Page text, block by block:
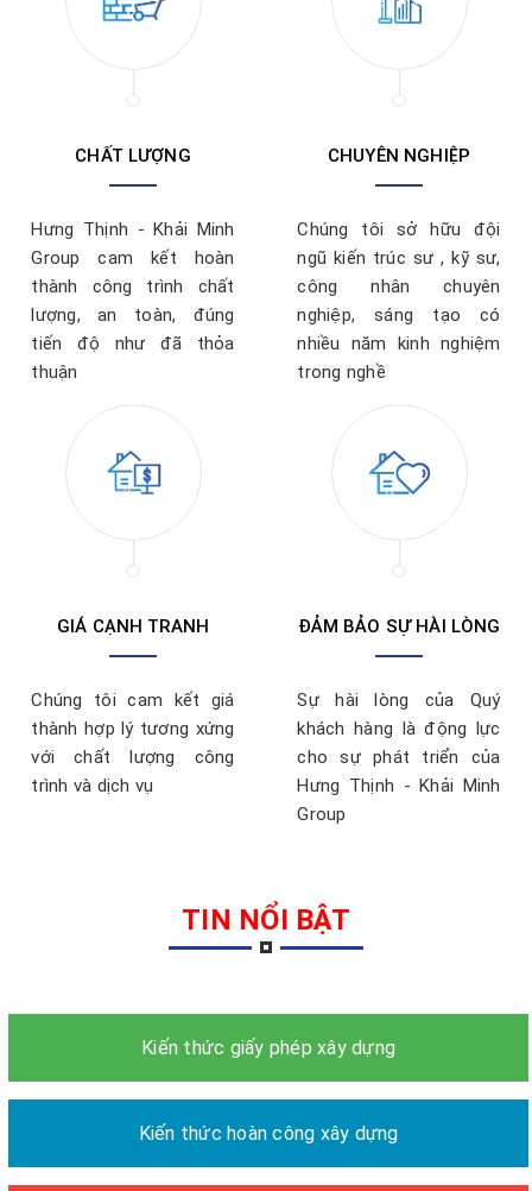
CHẤT LƯỢNG
Hưng Thịnh - Khải Minh
Group cam kết hoàn
thành công trình chất
lượng, an toàn, đúng
tiến độ như đã thỏa
thuận
CHUYÊN NGHIỆP
Chúng tôi sở hữu đội
ngũ kiến trúc sư , kỹ sư,
công nhân chuyên
nghiệp, sáng tạo có
nhiều năm kinh nghiệm
trong nghề
GIÁ CẠNH TRANH
Chúng tôi cam kết giá
thành hợp lý tương xứng
với chất lượng công
trình và dịch vụ
ĐẢM BẢO SỰ HÀI LÒNG
Sự hài lòng của Quý
khách hàng là động lực
cho sự phát triển của
Hưng Thịnh - Khải Minh
Group
TIN NỔI BẬT
Kiến thức giấy phép xây dựng
Kiến thức hoàn công xây dựng